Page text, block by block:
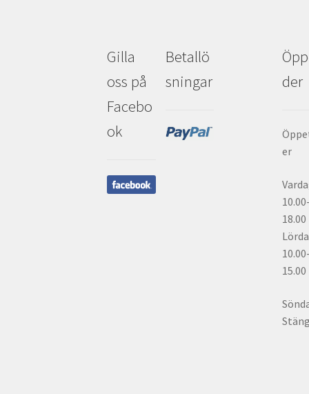
Gilla
oss på
Facebo
ok
Betallö
sningar
der
er
18.00
15.00